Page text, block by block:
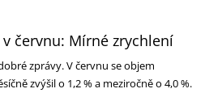
červnu: Mírné zrychlení
zprávy. V červnu se objem
zvýšil o 1,2 % a meziročně o 4,0 %.